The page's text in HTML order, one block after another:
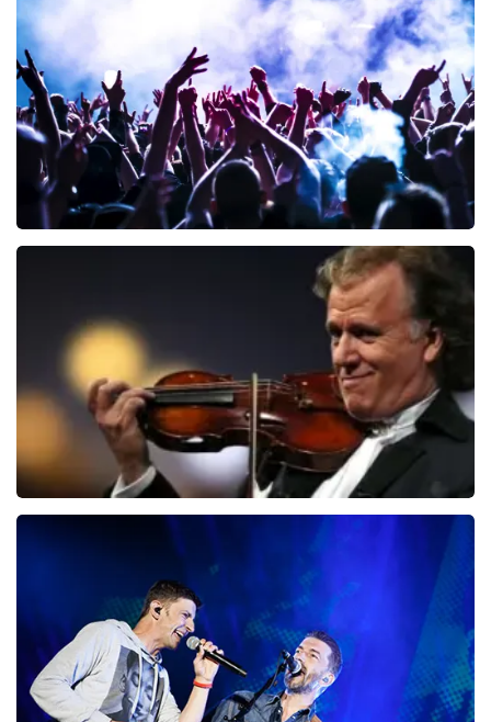
BESTEL NU
BESTEL NU
Andre Rieu
laatste 30 minuten
BESTEL NU